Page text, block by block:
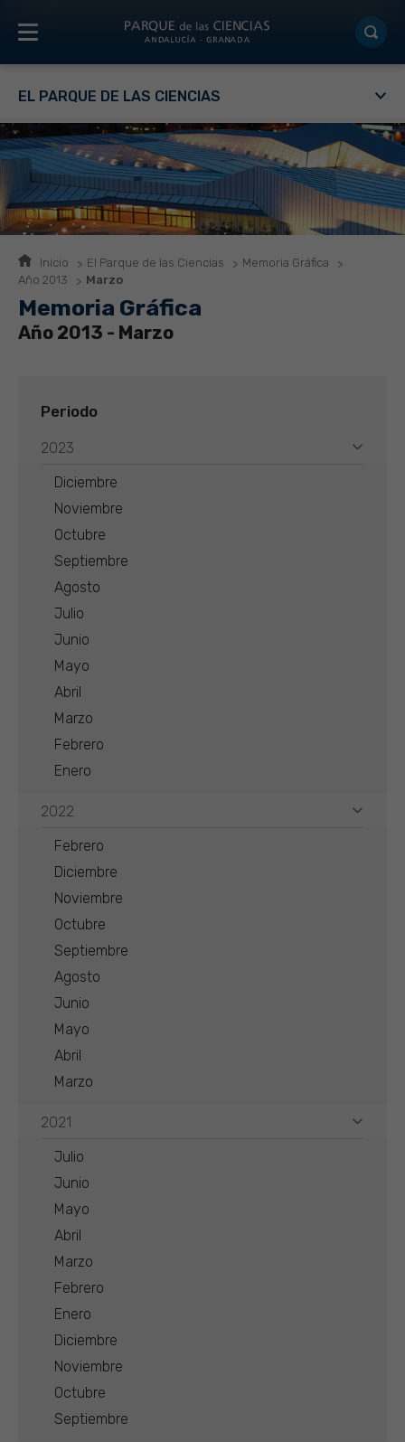
EL PARQUE DE LAS CIENCIAS
Inicio El Parque de las Ciencias
Memoria Gráfica
Año 2013
Marzo
Memoria Gráfica
Año 2013 - Marzo
Periodo
2023
Diciembre
Noviembre
Octubre
Septiembre
Agosto
Julio
Junio
Mayo
Abril
Marzo
Febrero
Enero
2022
Febrero
Diciembre
Noviembre
Octubre
Septiembre
Agosto
Junio
Mayo
Abril
Marzo
2021
Julio
Junio
Mayo
Abril
Marzo
Febrero
Enero
Diciembre
Noviembre
Octubre
Septiembre